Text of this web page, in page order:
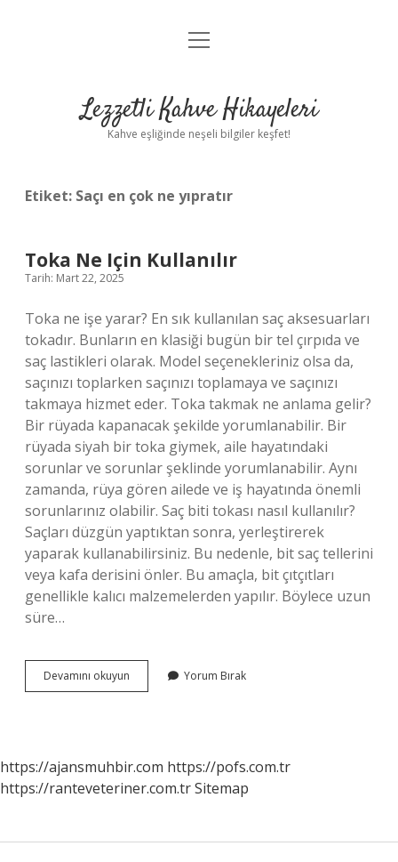
Anasayfa
Yasal Uyarı
menüyü
Lezzetli Kahve Hikayeleri
Kahve eşliğinde neşeli bilgiler keşfet!
Etiket: Saçı en çok ne yıpratır
Toka Ne Için Kullanılır
Tarih: Mart 22, 2025
Toka ne işe yarar? En sık kullanılan saç aksesuarları
tokadır. Bunların en klasiği bugün bir tel çırpıda ve
saç lastikleri olarak. Model seçenekleriniz olsa da,
saçınızı toplarken saçınızı toplamaya ve saçınızı
takmaya hizmet eder. Toka takmak ne anlama gelir?
Bir rüyada kapanacak şekilde yorumlanabilir. Bir
rüyada siyah bir toka giymek, aile hayatındaki
sorunlar ve sorunlar şeklinde yorumlanabilir. Aynı
zamanda, rüya gören ailede ve iş hayatında önemli
sorunlarınız olabilir. Saç biti tokası nasıl kullanılır?
Saçları düzgün yaptıktan sonra, yerleştirerek
yaparak kullanabilirsiniz. Bu nedenle, bit saç tellerini
veya kafa derisini önler. Bu amaçla, bit çıtçıtları
genellikle kalıcı malzemelerden yapılır. Böylece uzun
süre…
Devamını okuyun
Ne
Yorum Bırak
https://ajansmuhbir.com https://pofs.com.tr
https://ranteveteriner.com.trSitemap